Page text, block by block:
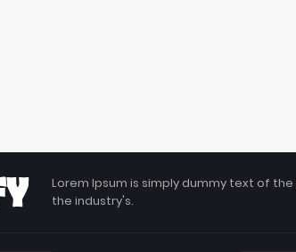
Lorem Ipsum is simply dummy text of
the industry's.